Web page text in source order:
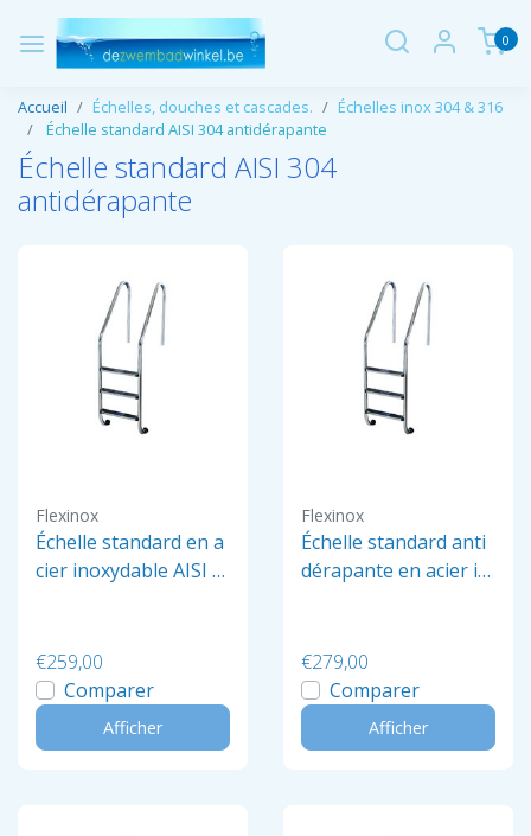
0
Accueil Échelles, douches et cascades.
Échelles inox 304 & 316
Échelle standard AISI 304 antidérapante
Échelle standard AISI 304
antidérapante
Flexinox
Échelle standard en a
cier inoxydable AISI 3
€259,00
Comparer
Afficher
Flexinox
Échelle standard anti
dérapante en acier in
€279,00
Comparer
Afficher